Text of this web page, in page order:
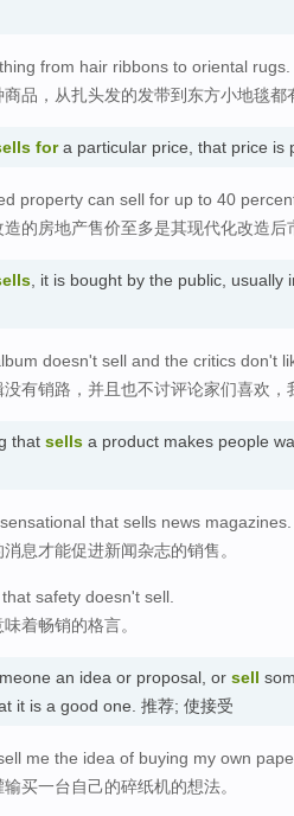
from hair ribbons to oriental rugs.
品，从扎头发的发带到东方小地毯都
fora particular price, that price is
property can sell for up to 40
的房地产售价至多是其现代化改造后
, it is bought by the public,
doesn't sell and the critics don't
有销路，并且也不讨评论家们喜欢，
that sells a product makes people
that sells news magazines.
息才能促进新闻杂志的销售。
that safety doesn't sell.
着畅销的格言。
an idea or proposal, or sell
it is a good one. 推荐; 使接受
me the idea of buying my own
买一台自己的碎纸机的想法。